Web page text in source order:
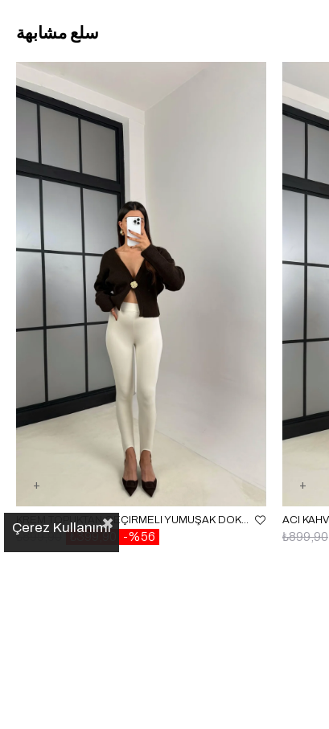
سلع مشابهة
KREM TOPUKTAN GEÇIRMELI YUMUŞAK DOKULU TAYT GAUS-00215
%56
₺399,90
₺899,90 ₺899,90
Çerez Kullanımı